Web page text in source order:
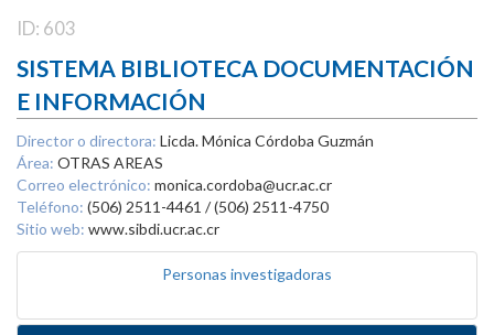
ID: 603
SISTEMA BIBLIOTECA DOCUMENTACIÓN
E INFORMACIÓN
Director o directora: Licda. Mónica Córdoba Guzmán
Área: OTRAS AREAS
Correo electrónico: monica.cordoba@ucr.ac.cr
Teléfono: (506) 2511-4461 / (506) 2511-4750
Sitio web: www.sibdi.ucr.ac.cr
Personas investigadoras